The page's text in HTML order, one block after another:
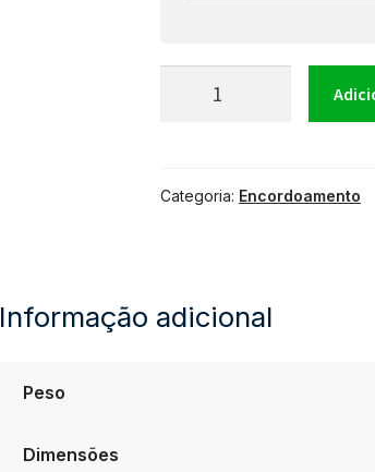
Encordoamento
Ball
para
Categoria: Encordoamento
Informação adicional
Peso
Dimensões